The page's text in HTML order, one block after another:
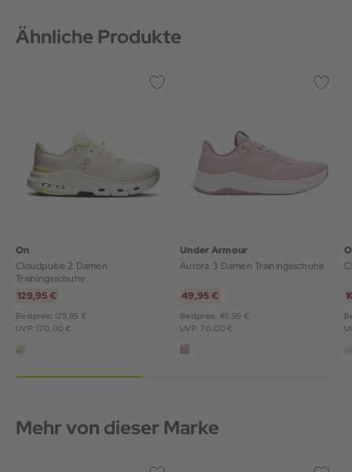
Ähnliche Produkte
On
Cloudpulse 2 Damen
Trainingsschuhe
129,95 €
Bestpreis: 129,95 €
UVP: 170,00 €
Under Armour
Aurora 3 Damen Trainingsschuhe
49,95 €
Bestpreis: 49,95 €
UVP: 70,00 €
Mehr von dieser Marke